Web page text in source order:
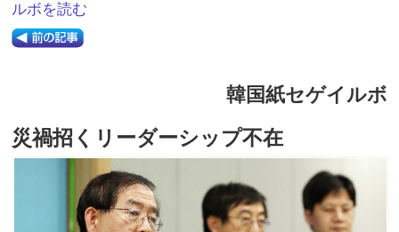
ルボを読む
韓国紙セゲイルボ
災禍招くリーダーシップ不在